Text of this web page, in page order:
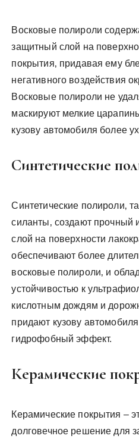
Восковые полироли
защитный слой на
покрытия‚ придавая ему
негативного воздействия
Восковые полироли не
маскируют мелкие
кузову автомобиля более
Синтетические
Синтетические полироли‚
силанты‚ создают прочный
слой на поверхности
обеспечивают более
восковые полироли‚ и
устойчивостью к
кислотным дождям и
придают кузову
гидрофобный эффект.
Керамические
Керамические покрытия –
долговечное решение для